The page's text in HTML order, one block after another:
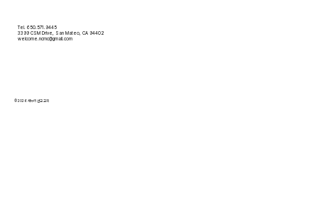
Tel. 650.571.9445
3399 CSM Drive, San Mateo, CA 94402
welcome.ncmc@gmail.com
© 2026 새누리 선교 교회